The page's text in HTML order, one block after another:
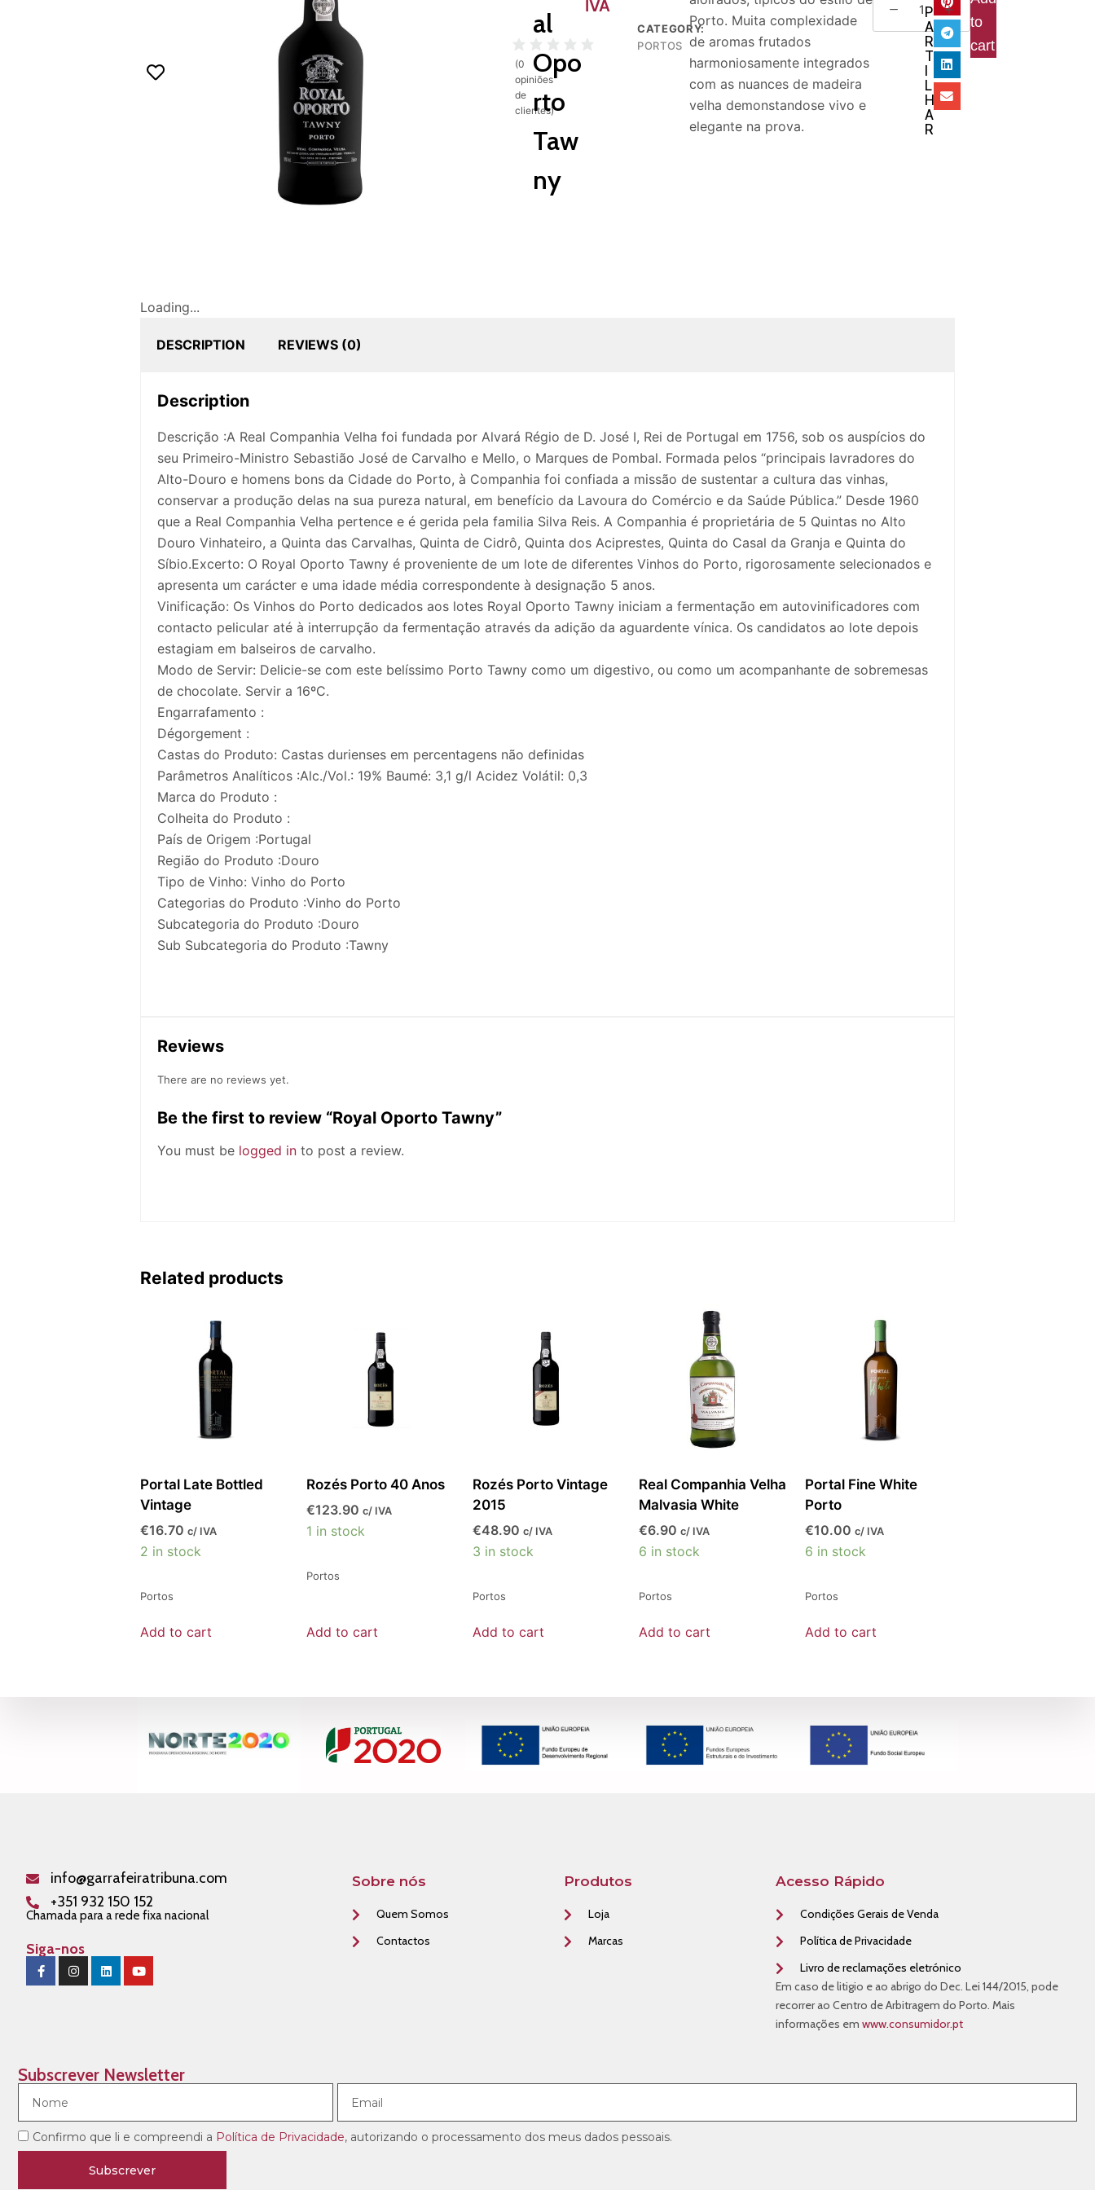
(0
opiniões
de
clientes)
al
Opo
rto
Taw
ny
IVA
CATEGORY:
PORTOS
Porto. Muita complexidade
de aromas frutados
harmoniosamente integrados
com as nuances de madeira
velha demonstandose vivo e
elegante na prova.
to
cart
P
A
R
T
I
L
H
A
R
Loading...
DESCRIPTION REVIEWS (0)
Description
Descrição :A Real Companhia Velha foi fundada por Alvará Régio de D. José I, Rei de Portugal em 1756, sob os auspícios do
seu Primeiro-Ministro Sebastião José de Carvalho e Mello, o Marques de Pombal. Formada pelos “principais lavradores do
Alto-Douro e homens bons da Cidade do Porto, à Companhia foi confiada a missão de sustentar a cultura das vinhas,
conservar a produção delas na sua pureza natural, em benefício da Lavoura do Comércio e da Saúde Pública.” Desde 1960
que a Real Companhia Velha pertence e é gerida pela familia Silva Reis. A Companhia é proprietária de 5 Quintas no Alto
Douro Vinhateiro, a Quinta das Carvalhas, Quinta de Cidrô, Quinta dos Aciprestes, Quinta do Casal da Granja e Quinta do
Síbio.Excerto: O Royal Oporto Tawny é proveniente de um lote de diferentes Vinhos do Porto, rigorosamente selecionados e
apresenta um carácter e uma idade média correspondente à designação 5 anos.
Vinificação: Os Vinhos do Porto dedicados aos lotes Royal Oporto Tawny iniciam a fermentação em autovinificadores com
contacto pelicular até à interrupção da fermentação através da adição da aguardente vínica. Os candidatos ao lote depois
estagiam em balseiros de carvalho.
Modo de Servir: Delicie-se com este belíssimo Porto Tawny como um digestivo, ou como um acompanhante de sobremesas
de chocolate. Servir a 16ºC.
Engarrafamento :
Dégorgement :
Castas do Produto: Castas durienses em percentagens não definidas
Parâmetros Analíticos :Alc./Vol.: 19% Baumé: 3,1 g/l Acidez Volátil: 0,3
Marca do Produto :
Colheita do Produto :
País de Origem :Portugal
Região do Produto :Douro
Tipo de Vinho: Vinho do Porto
Categorias do Produto :Vinho do Porto
Subcategoria do Produto :Douro
Sub Subcategoria do Produto :Tawny
Reviews
There are no reviews yet.
Be the first to review “Royal Oporto Tawny”
You must be logged in to post a review.
Related products
Portal Late Bottled
Vintage
€16.70 c/ IVA
2 in stock
Portos
Add to cart
Rozés Porto 40 Anos
€123.90 c/ IVA
1 in stock
Portos
Add to cart
Rozés Porto Vintage
2015
€48.90 c/ IVA
3 in stock
Portos
Add to cart
Real Companhia Velha
Malvasia White
€6.90 c/ IVA
6 in stock
Portos
Add to cart
Portal Fine White
Porto
€10.00 c/ IVA
6 in stock
Portos
Add to cart
info@garrafeiratribuna.com
+351 932 150 152
Chamada para a rede fixa nacional
Siga-nos
Sobre nós
Quem Somos
Contactos
Produtos
Loja
Marcas
Acesso Rápido
Condições Gerais de Venda
Política de Privacidade
Livro de reclamações eletrónico
Em caso de litigio e ao abrigo do Dec. Lei 144/2015, pode
recorrer ao Centro de Arbitragem do Porto. Mais
informações em www.consumidor.pt
Subscrever Newsletter
Confirmo que li e compreendi a Política de Privacidade, autorizando o processamento dos meus dados pessoais.
Subscrever